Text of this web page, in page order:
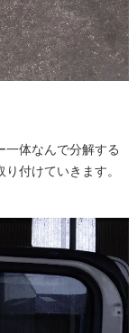
一体なんで分解する
付けていきます。